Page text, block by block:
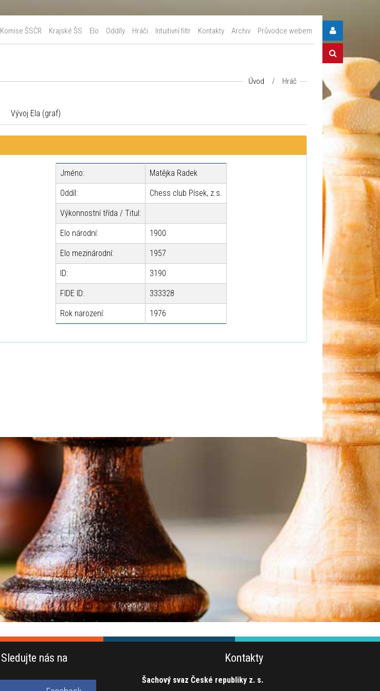
Komise ŠSČR Krajské ŠS Elo Oddíly Hráči Intuitivní filtr Kontakty Archiv Průvodce webem
Úvod / Hráč
Vývoj Ela (graf)
Jméno: Matějka Radek
Oddíl: Chess club Písek, z.s.
Výkonnostní třída / Titul:
Elo národní: 1900
Elo mezinárodní: 1957
ID: 3190
FIDE ID: 333328
Rok narození: 1976
Sledujte nás na Kontakty
Šachový svaz České republiky z. s.